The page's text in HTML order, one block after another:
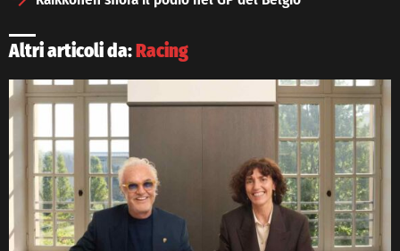
Altri articoli da:Racing